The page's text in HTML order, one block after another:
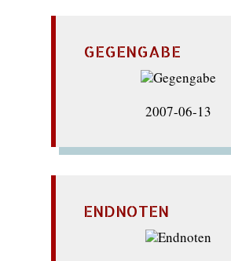
GEGENGABE
2007-06-13
ENDNOTEN